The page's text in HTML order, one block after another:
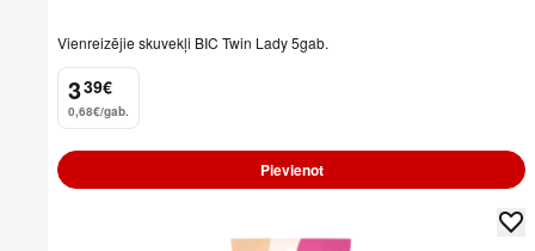
Vienreizējie skuvekļi BIC Twin Lady 5gab.
3
. 39€
0,68€/gab.
Pievienot